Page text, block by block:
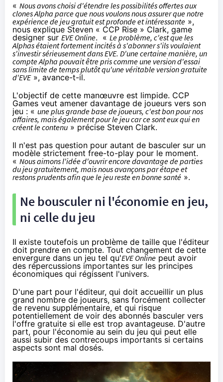
« Nous avons choisi d'étendre les possibilités offertes aux
clones Alpha parce que nous voulons nous assurer que notre
expérience de jeu gratuit est profonde et intéressante »,
nous explique Steven « CCP Rise » Clark, game
designer sur EVE Online. « Le problème, c'est que les
Alphas étaient fortement incités à s'abonner s'ils voulaient
s'investir sérieusement dans EVE. D'une certaine manière, un
compte Alpha pouvait être pris comme une version d'essai
sans limite de temps plutôt qu'une véritable version gratuite
d'EVE», avance-t-il.
L'objectif de cette manœuvre est limpide. CCP
Games veut amener davantage de joueurs vers son
jeu : « une plus grande base de joueurs, c'est bon pour nos
affaires, mais également pour le jeu car ce sont eux qui en
créent le contenu » précise Steven Clark.
Il n'est pas question pour autant de basculer sur un
modèle strictement free-to-play pour le moment.
« Nous aimons l'idée d'ouvrir encore davantage de parties
du jeu gratuitement, mais nous avançons par étape et
restons prudents afin que le jeu reste en bonne santé ».
Ne bousculer ni l'économie en jeu,
ni celle du jeu
Il existe toutefois un problème de taille que l'éditeur
doit prendre en compte. Tout changement de cette
envergure dans un jeu tel qu'EVE Online peut avoir
des répercussions importantes sur les principes
économiques qui régissent l'univers.
D'une part pour l'éditeur, qui doit accueillir un plus
grand nombre de joueurs, sans forcément collecter
de revenu supplémentaire, et qui risque
potentiellement de voir des abonnés basculer vers
l'offre gratuite si elle est trop avantageuse. D'autre
part, pour l'économie au sein du jeu qui peut elle
aussi subir des contrecoups importants si certains
aspects sont mal dosés.